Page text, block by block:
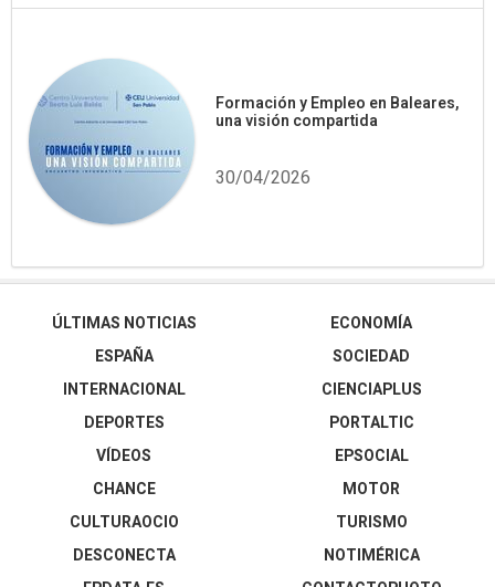
Formación y Empleo en Baleares,
una visión compartida
30/04/2026
ÚLTIMAS NOTICIAS
ESPAÑA
INTERNACIONAL
DEPORTES
VÍDEOS
ECONOMÍA
SOCIEDAD
CIENCIAPLUS
PORTALTIC
EPSOCIAL
CHANCE
CULTURAOCIO
DESCONECTA
MOTOR
TURISMO
NOTIMÉRICA